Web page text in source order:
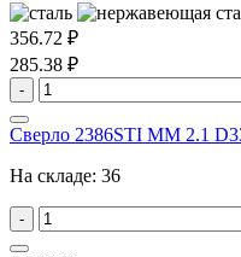
356.72 ₽
285.38 ₽
-
Сверло 2386STI MM 2.1
На складе: 36
-